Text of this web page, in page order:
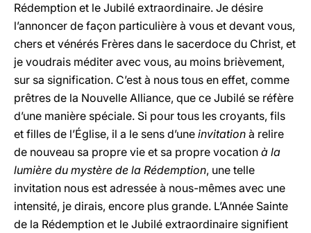
Rédemption et le Jubilé extraordinaire. Je désire
l’annoncer de façon particulière à vous et devant vous,
chers et vénérés Frères dans le sacerdoce du Christ, et
je voudrais méditer avec vous, au moins brièvement,
sur sa signification. C’est à nous tous en effet, comme
prêtres de la Nouvelle Alliance, que ce Jubilé se réfère
d’une manière spéciale. Si pour tous les croyants, fils
et filles de l’Église, il a le sens d’une invitation à relire
de nouveau sa propre vie et sa propre vocation à la
lumière du mystère de la Rédemption, une telle
invitation nous est adressée à nous-mêmes avec une
intensité, je dirais, encore plus grande. L’Année Sainte
de la Rédemption et le Jubilé extraordinaire signifient